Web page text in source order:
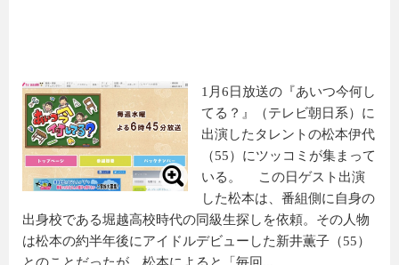
1月6日放送の『あいつ今何し
てる？』（テレビ朝日系）に
出演したタレントの松本伊代
（55）にツッコミが集まって
いる。 この日ゲスト出演
した松本は、番組側に自身の
出身校である堀越高校時代の同級生探しを依頼。その人物
は松本の約半年後にアイドルデビューした新井薫子（55）